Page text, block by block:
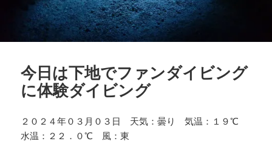
今日は下地でファンダイビング
に体験ダイビング
２０２４年０３月０３日 天気：曇り 気温：１９℃
水温：２２．０℃ 風：東